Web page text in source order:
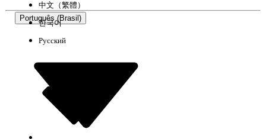
Português (Brasil)
中文（繁體）
한국어
Русский